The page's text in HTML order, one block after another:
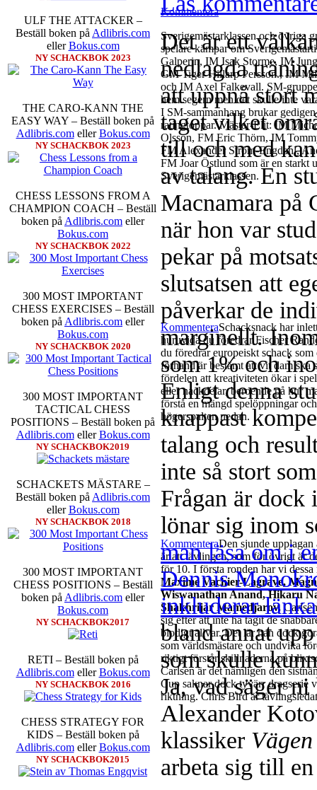
ULF THE ATTACKER –
Beställ boken på Adlibris.com
ellerBokus.com
NY SCHACKBOK 2023
THE CARO-KANN THE
EASY WAY – Beställ boken på
Adlibris.comellerBokus.com
NY SCHACKBOK 2023
CHESS LESSONS FROM A
CHAMPION COACH – Beställ
boken på Adlibris.com eller
Bokus.com
NY SCHACKBOK 2022
300 MOST IMPORTANT
CHESS EXERCISES – Beställ
boken på Adlibris.com eller
Bokus.com
NY SCHACKBOK 2020
300 MOST IMPORTANT
TACTICAL CHESS
POSITIONS – Beställ boken på
Adlibris.comellerBokus.com
NY SCHACKBOK2019
SCHACKETS MÄSTARE –
Beställ boken på Adlibris.com
ellerBokus.com
NY SCHACKBOK 2018
300 MOST IMPORTANT
CHESS POSITIONS – Beställ
boken på Adlibris.com eller
Bokus.com
NY SCHACKBOK2017
RETI – Beställ boken på
Adlibris.comellerBokus.com
NY SCHACKBOK 2016
CHESS STRATEGY FOR
KIDS – Beställ boken på
Adlibris.comellerBokus.com
NY SCHACKBOK2015
Kommentera
Sverigemästarklassen och övriga
spelare kämpar om
Galperin, IM Isak Storme, IM
GM Tiger Hillarp Persson., IM
och IM Axel Falkevall. SM-
hem segern men det skulle inte
I SM-sammanhang brukar
ratingtoppar. Mästar-Elit: IM
Olsson, FM Eric Thörn, IM
FM Alexander Ström-Engdahl,
FM Joar Östlund som är en starkt
Sverigemästarklassen.
KommenteraSchacksnack har
huruvida du föredrar Fischer
du föredrar europeiskt schack
förhand är bestämt att vit dam ska
fördelen att kreativiteten ökar i
eller nackdelar, beroende på hur
förstå en mängd spelöppningar
högerspalten nedan.
KommenteraDen sjunde
är att tävlingen, som för övrigt är
för 10. I första ronden har vi
Maxime Vachier-Lagrave,
Wiswanathan Anand, Hikaru
Shakhrijar Mamedjarov.
sig efter att inte ha tagit de
blodigt allvar. Det lär han dock
som världsmästare och undvika
riktigt förstår skillnaderna på
Carlsen är det nämligen den
Cup saknar dock tyvärr dragserie
riktning. Chris Bird är
Det är ett
nedlagda
att uppnå stort
taget vilket
till och med
av talang. En
Macnamara på
när hon var
pekar på
slutsatsen att
påverkar de
marginellt.
som 1% och
Enligt denna
knappast
talang och
inte så stort
Frågan är dock
lönar sig inom
man läsa om i
Dennis
inkluderar
bland annat
som skulle
Ja, vad säger
Alexander
klassiker
arbeta sig till